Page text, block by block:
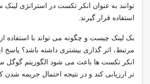
توانند به عنوان انکر تکست در استراتژی
استفاده قرار گیرند.
بک لینک چیست و چگونه می تواند با استفاده
مرتبط، اثر گذاری بیشتری داشته باشد؟ پاسخ
انکر تکست ها باعث می شود الگوریتم گوگل
تر ارزیابی کند و در نتیجه احتمال جریمه شدن